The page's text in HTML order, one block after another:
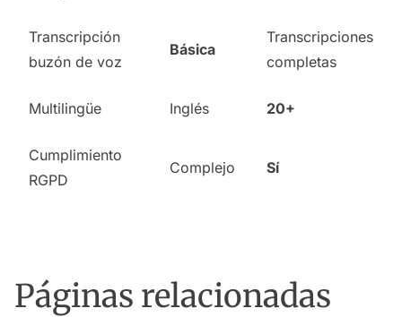
Transcripción
buzón de voz
Básica
Transcripciones
completas
Multilingüe Inglés 20+
Cumplimiento
RGPD
Complejo Sí
Páginas relacionadas